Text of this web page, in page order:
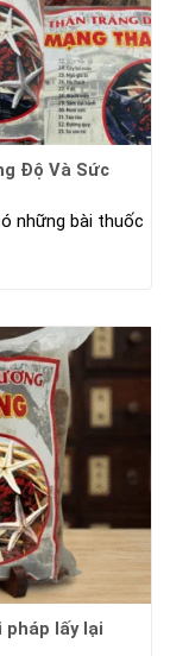
Độ Và Sức
những bài thuốc
pháp lấy lại